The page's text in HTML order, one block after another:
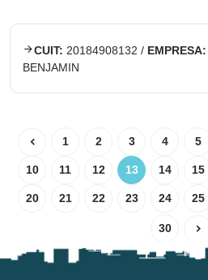
CUIT: 20184908132 / EMPRESA:
BENJAMIN
1 2 3 4 5
10 11 12 13 14 15
20 21 22 23 24 25
30